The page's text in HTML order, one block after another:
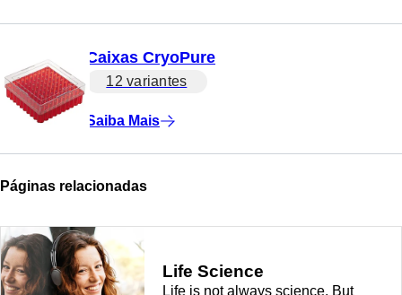
Caixas CryoPure
12 variantes
Saiba Mais
Páginas relacionadas
Life Science
Life is not always science. But